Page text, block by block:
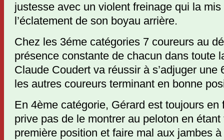
justesse avec un violent freinage qui la
l’éclatement de son boyau arrière.
Chez les 3éme catégories 7 coureurs au
présence constante de chacun dans toute
Claude Coudert va réussir à s’adjuger une
les autres coureurs terminant en bonne
En 4ème catégorie, Gérard est toujours en
prive pas de le montrer au peloton en
première position et faire mal aux jambes